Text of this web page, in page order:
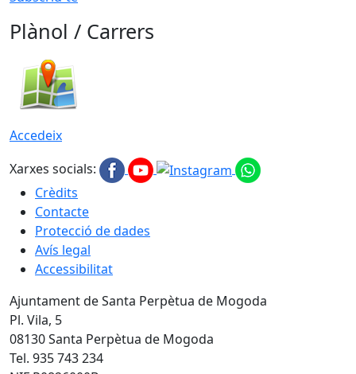
Plànol / Carrers
Accedeix
Xarxes socials:
Crèdits
Contacte
Protecció de dades
Avís legal
Accessibilitat
Ajuntament de Santa Perpètua de Mogoda
Pl. Vila, 5
08130 Santa Perpètua de Mogoda
Tel. 935 743 234